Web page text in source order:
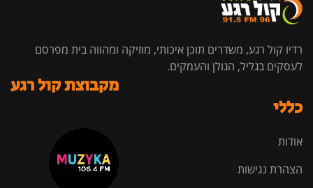
רדיו קול רגע, משדרים תוכן איכותי, מוזיקה ומהווה בית מפרסם
לעסקים בגליל, הגולן והעמקים.
כללי
אודות
הצהרת נגישות
מקבוצת קול רגע